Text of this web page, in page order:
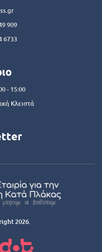
909
6733
- 15:00
Κλειστά
2026.